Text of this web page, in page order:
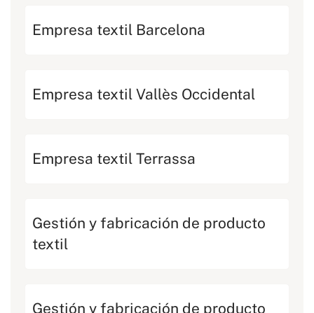
Empresa textil Barcelona
Empresa textil Vallès Occidental
Empresa textil Terrassa
Gestión y fabricación de producto
textil
Gestión y fabricación de producto